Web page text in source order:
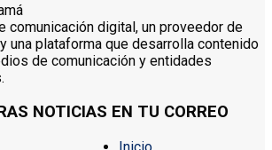
comunicación digital, un proveedor de
una plataforma que desarrolla contenido
de comunicación y entidades
NOTICIAS EN TU CORREO